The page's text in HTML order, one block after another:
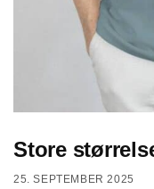
Store
25. SEPTEMBER 2025